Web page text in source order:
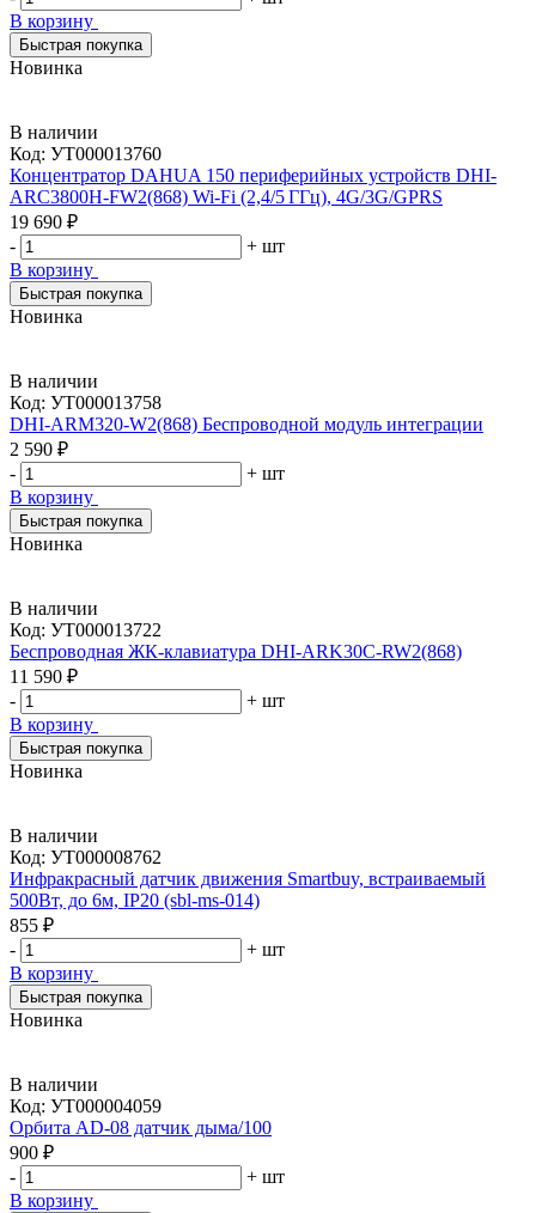
В корзину
Быстрая покупка
Новинка
В наличии
Код: УТ000013760
Концентратор DAHUA 150 периферийных устройств DHI-
ARC3800H-FW2(868) Wi‑Fi (2,4/5 ГГц), 4G/3G/GPRS
19 690 ₽
-
+ шт
В корзину
Быстрая покупка
Новинка
В наличии
Код: УТ000013758
DHI-ARM320-W2(868) Беспроводной модуль интеграции
2 590 ₽
-
+ шт
В корзину
Быстрая покупка
Новинка
В наличии
Код: УТ000013722
Беспроводная ЖК-клавиатура DHI-ARK30C-RW2(868)
11 590 ₽
-
+ шт
В корзину
Быстрая покупка
Новинка
В наличии
Код: УТ000008762
Инфракрасный датчик движения Smartbuy, встраиваемый
500Вт, до 6м, IP20 (sbl-ms-014)
855 ₽
-
+ шт
В корзину
Быстрая покупка
Новинка
В наличии
Код: УТ000004059
Орбита AD-08 датчик дыма/100
900 ₽
-
+ шт
В корзину